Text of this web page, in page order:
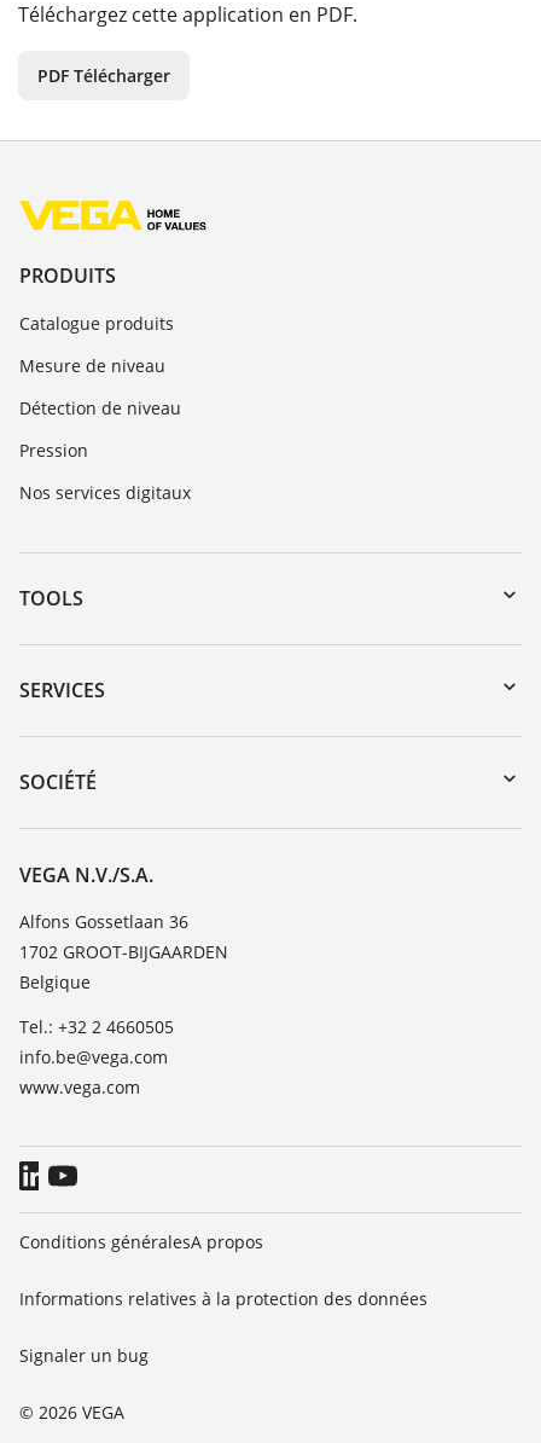
Téléchargez cette application en PDF.
PDF Télécharger
PRODUITS
Catalogue produits
Mesure de niveau
Détection de niveau
Pression
Nos services digitaux
TOOLS
Téléchargements
Recherche par numéro de série
DTM Collection/PACTware
SERVICES
Retour d'appareil
Formations
TeamViewer
SOCIÉTÉ
Carrière
À propos de VEGA
Contact
News
Presse
Blog
VEGA N.V./S.A.
Alfons Gossetlaan 36
1702 GROOT-BIJGAARDEN
Belgique
Tel.: +32 2 4660505
info.be@vega.com
www.vega.com
© 2026 VEGA
Conditions généralesA propos
Informations relatives à la protection des données
Signaler un bug